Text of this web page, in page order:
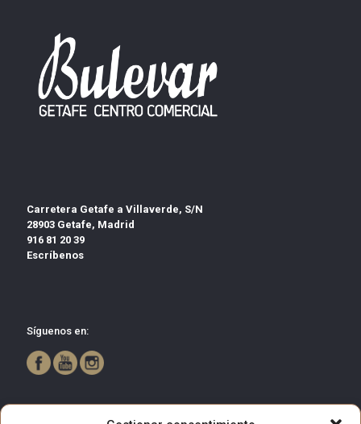
Carretera Getafe a Villaverde, S/N
28903 Getafe, Madrid
916 81 20 39
Escríbenos
Síguenos en: